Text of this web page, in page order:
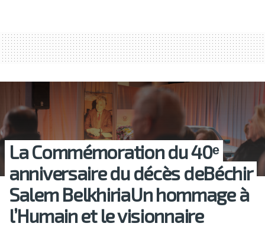
La Commémoration du 40ᵉ
anniversaire du décès deBéchir
Salem BelkhiriaUn hommage à
l’Humain et le visionnaire